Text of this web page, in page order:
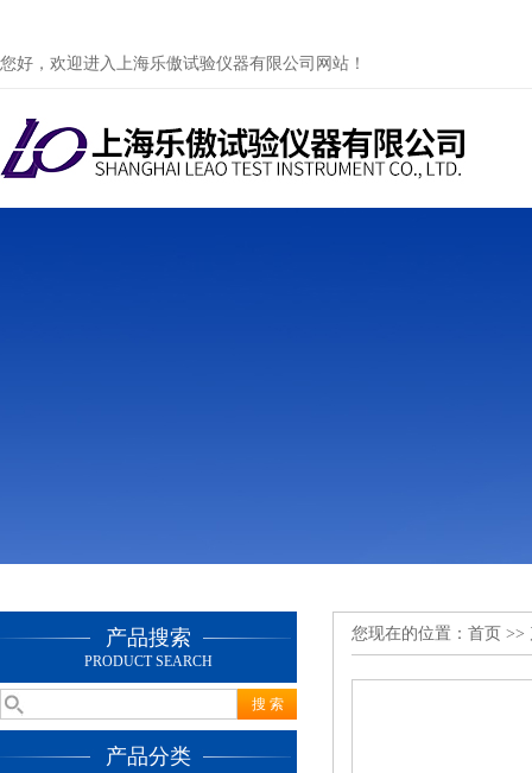
您好，欢迎进入上海乐傲试验仪器有限公司网站！
产品搜索
PRODUCT SEARCH
产品分类
您现在的位置： 首页 >>